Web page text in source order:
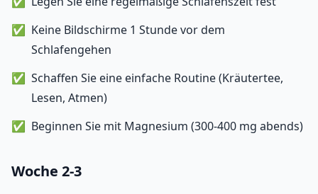
Keine Bildschirme 1 Stunde vor dem
Schlafengehen
Schaffen Sie eine einfache Routine (Kräutertee,
Lesen, Atmen)
Beginnen Sie mit Magnesium (300-400 mg abends)
Woche 2-3